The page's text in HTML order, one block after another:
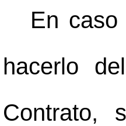
En caso
hacerlo
Contrato,